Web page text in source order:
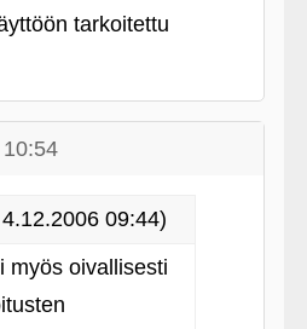
tarkoitettu
4.12.2006 09:44)
myös oivallisesti